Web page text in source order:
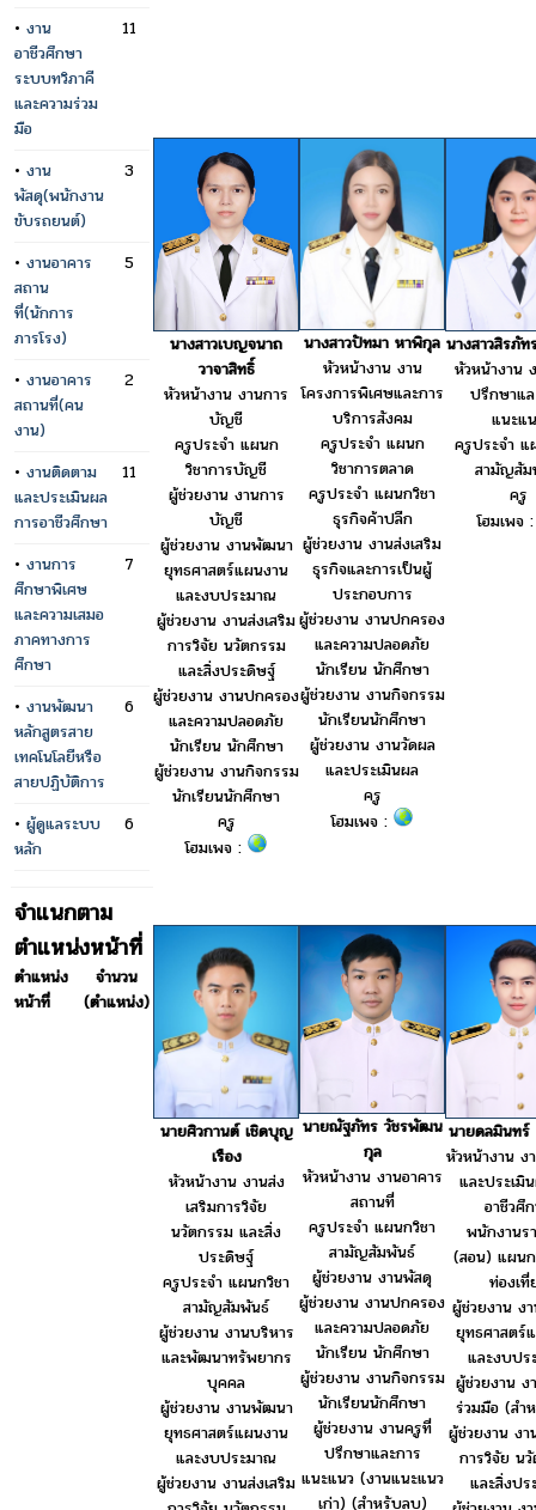
• งาน
อาชีวศึกษา
ระบบทวิภาคี
และความร่วม
มือ
11
• งาน
พัสดุ(พนักงาน
ขับรถยนต์)
3
• งานอาคาร
สถาน
ที่(นักการ
ภารโรง)
5
• งานอาคาร
สถานที่(คน
งาน)
2
• งานติดตาม
และประเมินผล
การอาชีวศึกษา
11
• งานการ
ศึกษาพิเศษ
และความเสมอ
ภาคทางการ
ศึกษา
7
• งานพัฒนา
หลักสูตรสาย
เทคโนโลยีหรือ
สายปฏิบัติการ
6
• ผู้ดูแลระบบ
หลัก
6
จำแนกตาม
ตำแหน่งหน้าที่
ตำแหน่ง
หน้าที่
จำนวน
(ตำแหน่ง)
นางสาวเบญจนาถ
วาจาสิทธิ์
หัวหน้างาน งานการ
บัญชี
ครูประจำ แผนก
วิชาการบัญชี
ผู้ช่วยงาน งานการ
บัญชี
ผู้ช่วยงาน งานพัฒนา
ยุทธศาสตร์แผนงาน
และงบประมาณ
ผู้ช่วยงาน งานส่งเสริม
การวิจัย นวัตกรรม
และสิ่งประดิษฐ์
ผู้ช่วยงาน งานปกครอง
และความปลอดภัย
นักเรียน นักศึกษา
ผู้ช่วยงาน งานกิจกรรม
นักเรียนนักศึกษา
ครู
โฮมเพจ :
นางสาวปัทมา หาพิกุล
หัวหน้างาน งาน
โครงการพิเศษและการ
บริการสังคม
ครูประจำ แผนก
วิชาการตลาด
ครูประจำ แผนกวิชา
ธุรกิจค้าปลีก
ผู้ช่วยงาน งานส่งเสริม
ธุรกิจและการเป็นผู้
ประกอบการ
ผู้ช่วยงาน งานปกครอง
และความปลอดภัย
นักเรียน นักศึกษา
ผู้ช่วยงาน งานกิจกรรม
นักเรียนนักศึกษา
ผู้ช่วยงาน งานวัดผล
และประเมินผล
ครู
โฮมเพจ :
นางสาวสิรภั
หัวหน้างาน
ปรึกษาแ
แนะแ
ครูประจำ แ
สามัญสั
ครู
โฮมเพจ
นายศิวกานต์ เชิดบุญ
เรือง
หัวหน้างาน งานส่ง
เสริมการวิจัย
นวัตกรรม และสิ่ง
ประดิษฐ์
ครูประจำ แผนกวิชา
สามัญสัมพันธ์
ผู้ช่วยงาน งานบริหาร
และพัฒนาทรัพยากร
บุคคล
ผู้ช่วยงาน งานพัฒนา
ยุทธศาสตร์แผนงาน
และงบประมาณ
ผู้ช่วยงาน งานส่งเสริม
นายณัฐภัทร วัชรพัฒน
กุล
หัวหน้างาน งานอาคาร
สถานที่
ครูประจำ แผนกวิชา
สามัญสัมพันธ์
ผู้ช่วยงาน งานพัสดุ
ผู้ช่วยงาน งานปกครอง
และความปลอดภัย
นักเรียน นักศึกษา
ผู้ช่วยงาน งานกิจกรรม
นักเรียนนักศึกษา
ผู้ช่วยงาน งานครูที่
ปรึกษาและการ
แนะแนว (งานแนะแนว
เก่า) (สำหรับลบ)
นายดลมินทร์
หัวหน้างาน ง
และประเมิ
อาชีวศึ
พนักงานร
(สอน) แผนก
ท่องเที่
ผู้ช่วยงาน ง
ยุทธศาสตร์
และงบป
ผู้ช่วยงาน ง
ร่วมมือ (สำ
ผู้ช่วยงาน งา
การวิจัย น
และสิ่งป